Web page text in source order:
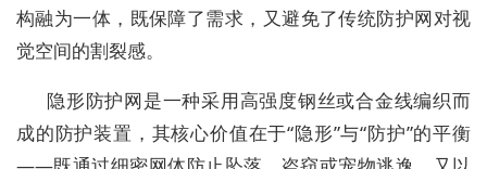
构融为一体，既保障了需求，又避免了传统防护网对视
觉空间的割裂感。
隐形防护网是一种采用高强度钢丝或合金线编织而
成的防护装置，其核心价值在于“隐形”与“防护”的平衡